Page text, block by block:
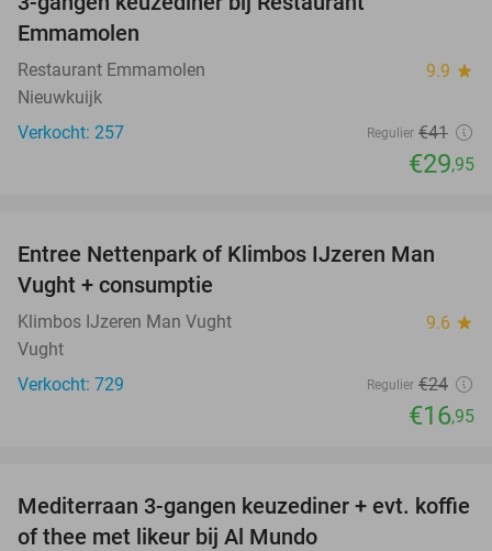
Emmamolen
Restaurant Emmamolen 9.9 star
Nieuwkuijk
Verkocht: 257
Regulier €41
€29,95
29%
Entree Nettenpark of Klimbos IJzeren Man
Vught + consumptie
Klimbos IJzeren Man Vught 9.6 star
Vught
Verkocht: 729
Regulier €24
€16,95
27%
Mediterraan 3-gangen keuzediner + evt. koffie
of thee met likeur bij Al Mundo